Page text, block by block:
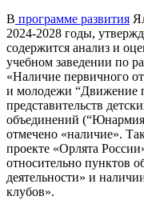
В программе развития
2024-2028 годы,
содержится анализ и
учебном заведении по
«Наличие первичного
и молодежи “Движение
представительств
объединений
отмечено «наличие».
проекте «Орлята
относительно пунктов
деятельности» и
клубов».